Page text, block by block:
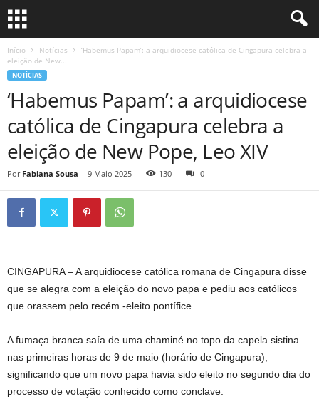
Início Notícias
‘Habemus Papam’: a arquidiocese católica de Cingapura celebra a
eleição de New...
NOTÍCIAS
‘Habemus Papam’: a arquidiocese
católica de Cingapura celebra a
eleição de New Pope, Leo XIV
Por Fabiana Sousa - 9 Maio 2025 130 0
CINGAPURA – A arquidiocese católica romana de Cingapura disse
que se alegra com a eleição do novo papa e pediu aos católicos
que orassem pelo recém -eleito pontífice.
A fumaça branca saía de uma chaminé no topo da capela sistina
nas primeiras horas de 9 de maio (horário de Cingapura),
significando que um novo papa havia sido eleito no segundo dia do
processo de votação conhecido como conclave.